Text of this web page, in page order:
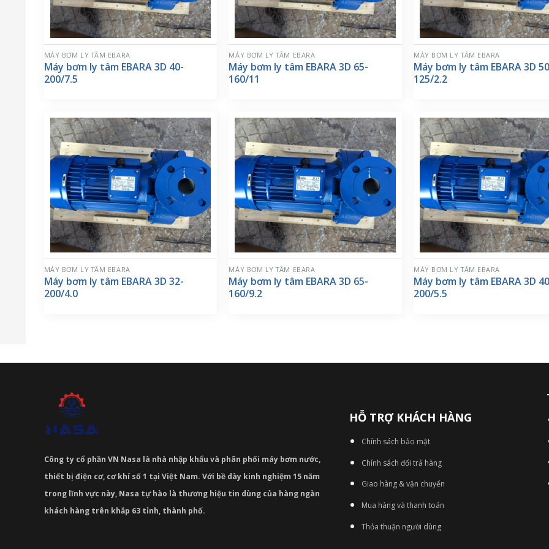
MÁY BƠM LY TÂM EBARA
Máy bơm ly tâm EBARA 3D 40-
200/7.5
MÁY BƠM LY TÂM EBARA
Máy bơm ly tâm EBARA 3D 65-
160/11
MÁY BƠM LY TÂM EBARA
Máy bơm ly tâm EBARA 3D
125/2.2
MÁY BƠM LY TÂM EBARA
Máy bơm ly tâm EBARA 3D 32-
200/4.0
MÁY BƠM LY TÂM EBARA
Máy bơm ly tâm EBARA 3D 65-
160/9.2
MÁY BƠM LY TÂM EBARA
Máy bơm ly tâm EBARA 3D
200/5.5
Công ty cổ phần VN Nasa là nhà nhập khẩu và phân phối máy bơm nước,
thiết bị điện cơ, cơ khí số 1 tại Việt Nam. Với bề dày kinh nghiệm 15 năm
trong lĩnh vực này, Nasa tự hào là thương hiệu tin dùng của hàng ngàn
khách hàng trên khắp 63 tỉnh, thành phố.
HỖ TRỢ KHÁCH HÀNG
Chính sách bảo mật
Chính sách đổi trả hàng
Giao hàng & vận chuyển
Mua hàng và thanh toán
Thỏa thuận người dùng